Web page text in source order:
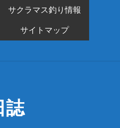
誌
サクラマス釣り情報
サイトマップ